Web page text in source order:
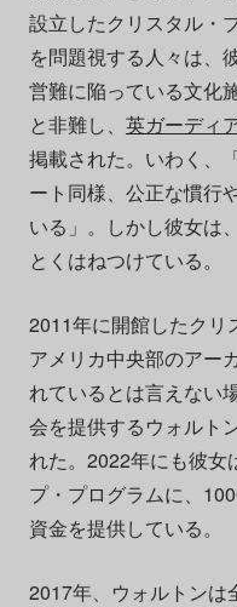
設立したクリスタル・
を問題視する人々は、
営難に陥っている文化
と非難し、 英ガーディ
掲載された。いわく、
ート同様、公正な慣行
いる」。しかし彼女は
とくはねつけている。
2011年に開館したクリ
アメリカ中央部のアー
れているとは言えない
会を提供するウォルト
れた。2022年にも彼女
プ・プログラムに、
資金を提供している。
2017年、ウォルトンは